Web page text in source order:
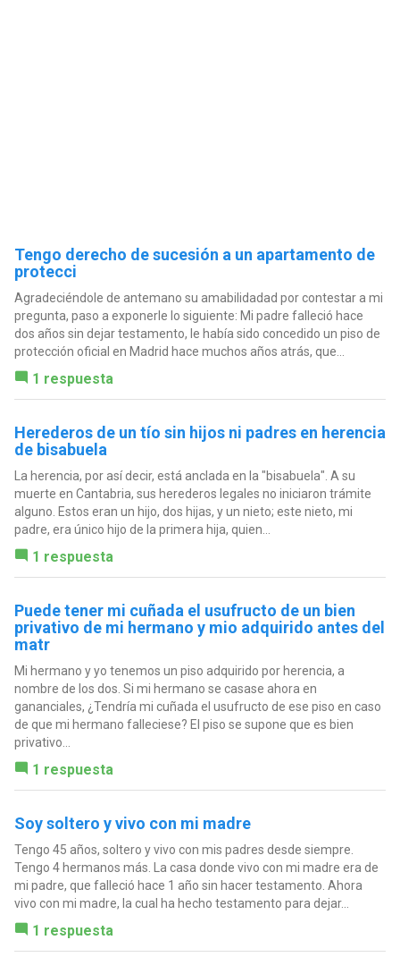
Tengo derecho de sucesión a un apartamento de
protecci
Agradeciéndole de antemano su amabilidadad por contestar a mi
pregunta, paso a exponerle lo siguiente: Mi padre falleció hace
dos años sin dejar testamento, le había sido concedido un piso de
protección oficial en Madrid hace muchos años atrás, que...
1 respuesta
Herederos de un tío sin hijos ni padres en herencia
de bisabuela
La herencia, por así decir, está anclada en la "bisabuela". A su
muerte en Cantabria, sus herederos legales no iniciaron trámite
alguno. Estos eran un hijo, dos hijas, y un nieto; este nieto, mi
padre, era único hijo de la primera hija, quien...
1 respuesta
Puede tener mi cuñada el usufructo de un bien
privativo de mi hermano y mio adquirido antes del
matr
Mi hermano y yo tenemos un piso adquirido por herencia, a
nombre de los dos. Si mi hermano se casase ahora en
gananciales, ¿Tendría mi cuñada el usufructo de ese piso en caso
de que mi hermano falleciese? El piso se supone que es bien
privativo...
1 respuesta
Soy soltero y vivo con mi madre
Tengo 45 años, soltero y vivo con mis padres desde siempre.
Tengo 4 hermanos más. La casa donde vivo con mi madre era de
mi padre, que falleció hace 1 año sin hacer testamento. Ahora
vivo con mi madre, la cual ha hecho testamento para dejar...
1 respuesta